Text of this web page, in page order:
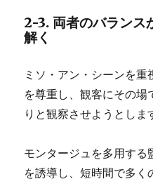
2-3. 両者のバランス
解く
ミソ・アン・シーンを
を尊重し、観客にその場
りと観察させようとしま
モンタージュを多用する
を誘導し、短時間で多く